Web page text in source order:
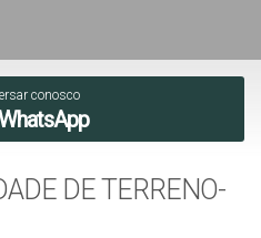
conosco
DE TERRENO-